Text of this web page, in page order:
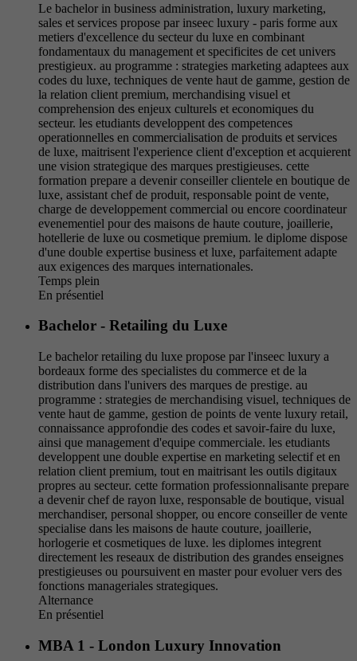
Le bachelor in business administration, luxury marketing,
sales et services propose par inseec luxury - paris forme aux
metiers d'excellence du secteur du luxe en combinant
fondamentaux du management et specificites de cet univers
prestigieux. au programme : strategies marketing adaptees aux
codes du luxe, techniques de vente haut de gamme, gestion de
la relation client premium, merchandising visuel et
comprehension des enjeux culturels et economiques du
secteur. les etudiants developpent des competences
operationnelles en commercialisation de produits et services
de luxe, maitrisent l'experience client d'exception et acquierent
une vision strategique des marques prestigieuses. cette
formation prepare a devenir conseiller clientele en boutique de
luxe, assistant chef de produit, responsable point de vente,
charge de developpement commercial ou encore coordinateur
evenementiel pour des maisons de haute couture, joaillerie,
hotellerie de luxe ou cosmetique premium. le diplome dispose
d'une double expertise business et luxe, parfaitement adapte
aux exigences des marques internationales.
Temps plein
En présentiel
Bachelor - Retailing du Luxe
Le bachelor retailing du luxe propose par l'inseec luxury a
bordeaux forme des specialistes du commerce et de la
distribution dans l'univers des marques de prestige. au
programme : strategies de merchandising visuel, techniques de
vente haut de gamme, gestion de points de vente luxury retail,
connaissance approfondie des codes et savoir-faire du luxe,
ainsi que management d'equipe commerciale. les etudiants
developpent une double expertise en marketing selectif et en
relation client premium, tout en maitrisant les outils digitaux
propres au secteur. cette formation professionnalisante prepare
a devenir chef de rayon luxe, responsable de boutique, visual
merchandiser, personal shopper, ou encore conseiller de vente
specialise dans les maisons de haute couture, joaillerie,
horlogerie et cosmetiques de luxe. les diplomes integrent
directement les reseaux de distribution des grandes enseignes
prestigieuses ou poursuivent en master pour evoluer vers des
fonctions manageriales strategiques.
Alternance
En présentiel
MBA 1 - London Luxury Innovation